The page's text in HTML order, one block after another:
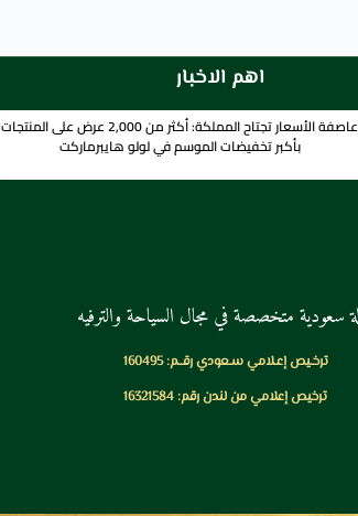
اهم الاخبار
عاصفة الأسعار تجتاح المملكة: أكثر من 2,000 عرض على المنتجات
بأكبر تخفيضات الموسم في لولو هايبرماركت
سعودية متخصصة في مجال السياحة والترفيه
ترخـيص إعـلامي سـعودي رقــم: 160495
ترخيص إعلامي من لندن رقم: 16321584